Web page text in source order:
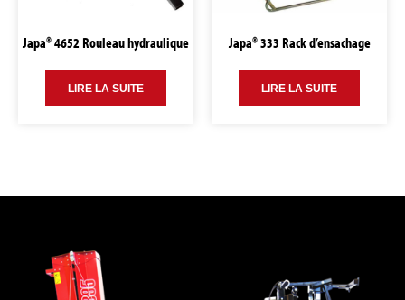
Japa® 4652 Rouleau hydraulique
LIRE LA SUITE
Japa® 333 Rack d’ensachage
LIRE LA SUITE